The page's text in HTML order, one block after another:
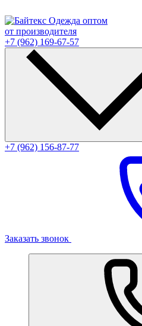
Одежда оптом
от производителя
+7 (962) 169-67-57
+7 (962) 156-87-77
Заказать звонок